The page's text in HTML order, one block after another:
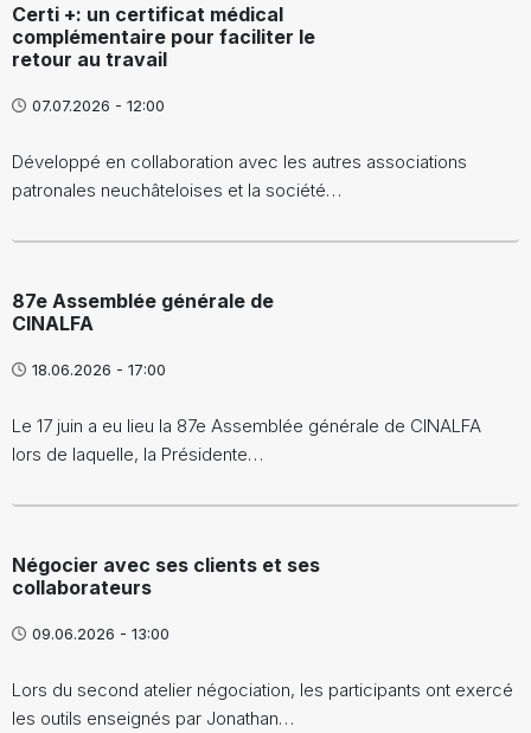
Certi +: un certificat médical
complémentaire pour faciliter le
retour au travail
07.07.2026 - 12:00
Développé en collaboration avec les autres associations
patronales neuchâteloises et la société…
87e Assemblée générale de
CINALFA
18.06.2026 - 17:00
Le 17 juin a eu lieu la 87e Assemblée générale de CINALFA
lors de laquelle, la Présidente…
Négocier avec ses clients et ses
collaborateurs
09.06.2026 - 13:00
Lors du second atelier négociation, les participants ont exercé
les outils enseignés par Jonathan…